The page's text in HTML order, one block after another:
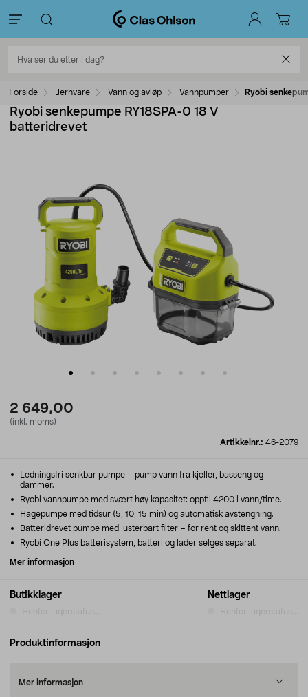
Forside Jernvare Vann og avløp Vannpumper Ryobi
Ryobi senkepumpe RY18SPA-0 18 V
batteridrevet
2 649,00
(inkl. moms)
Artikkelnr.: 46-2079
Butikklager
Henter lagerstatus...
Nettlager
Henter lagerstatus...
Ledningsfri senkbar pumpe – pump vann fra kjeller, basseng og
dammer.
Ryobi vannpumpe med svært høy kapasitet: opptil 4200 l vann/time.
Hagepumpe med tidsur (5, 10, 15 min) og automatisk avstengning.
Batteridrevet pumpe med justerbart filter – for rent og skittent vann.
Ryobi One Plus batterisystem, batteri og lader selges separat.
Mer informasjon
Produktinformasjon
Mer informasjon